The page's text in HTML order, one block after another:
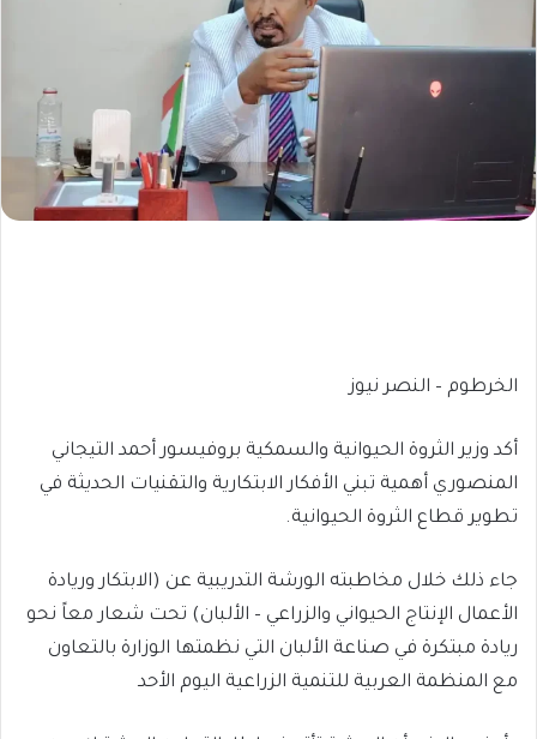
الخرطوم – النصر نيوز
أكد وزير الثروة الحيوانية والسمكية بروفيسور أحمد التيجاني
المنصوري أهمية تبني الأفكار الابتكارية والتقنيات الحديثة في
تطوير قطاع الثروة الحيوانية.
جاء ذلك خلال مخاطبته الورشة التدريبية عن (الابتكار وريادة
الأعمال الإنتاج الحيواني والزراعي – الألبان) تحت شعار معاً نحو
ريادة مبتكرة في صناعة الألبان التي نظمتها الوزارة بالتعاون
مع المنظمة العربية للتنمية الزراعية اليوم الأحد